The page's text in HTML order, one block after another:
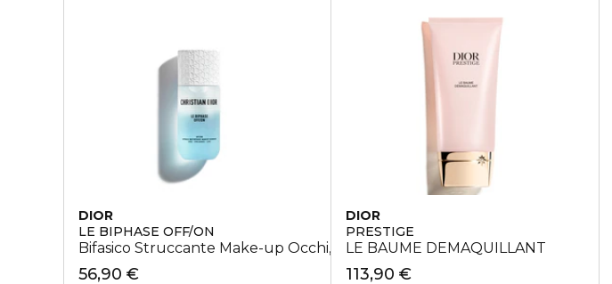
DIOR
LE BIPHASE OFF/ON
Bifasico Struccante Make-up Occhi, Ciglia e Labbra
56,90 €
DIOR
PRESTIGE
LE BAUME DEMAQUILLANT
113,90 €